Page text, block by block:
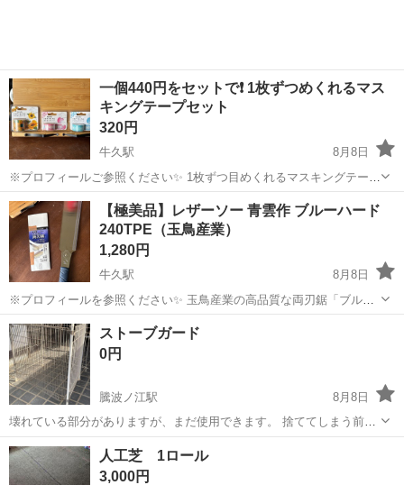
一個440円をセットで❗️ 1枚ずつめくれるマス
キングテープセット
320円
牛久駅
8月8日
※プロフィールご参照ください✨ 1枚ずつ目めくれるマスキングテー
プ、 ひまわりと花びらミニピンクと花びらミニブルーの3個セットで
す。新品未使用です。 手渡しのみ✨
茨城 つくば市 牛久駅 その他 マスキングテープ
【極美品】レザーソー 青雲作 ブルーハード
240TPE（玉鳥産業）
1,280円
牛久駅
8月8日
※プロフィールを参照ください✨ 玉鳥産業の高品質な両刃鋸「ブルー
ハード 240TPE」です。 ほとんど使用しておらず、刃の錆やこぼれも
なく非常に綺麗な状態です。 【商品詳細】 ・メーカー：玉鳥産業（レ
ザーソー） ・商品名：...
茨城 つくば市 牛久駅 その他
ストーブガード
0円
騰波ノ江駅
8月8日
壊れている部分がありますが、まだ使用できます。 捨ててしまう前
に、もし使っていただける方がいればと思い、出品しました。 状態を
ご理解いただける方、よろしくお願いいたします。
茨城 つくば市 騰波ノ江駅
人工芝 1ロール
3,000円